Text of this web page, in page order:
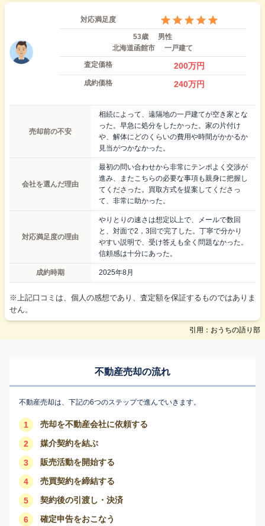
対応満足度
53歳
男性
北海道函館市
一戸建て
査定価格
200万円
成約価格 240万円
売却前の不安
相続によって、遠隔地の一戸建てが空き家とな
った。早急に処分をしたかった。家の片付け
や、解体にどのくらいの費用や時間がかかるか
見当がつかなかった。
会社を選んだ理由
最初の問い合わせから非常にテンポよく交渉が
進み、またこちらの必要な事項も親身に把握し
てくださった。買取方式を提案してくださっ
て、非常に助かった。
対応満足度の理由
やりとりの速さは想定以上で、メールで数回
と、対面で2，3回で完了した。丁寧で分かり
やすい説明で、受け答えも全く問題なかった。
信頼感は十分にあった。
成約時期 2025年8月
※上記口コミは、個人の感想であり、査定額を保証するものではありま
せん。
引用：おうちの語り部
不動産売却の流れ
不動産売却は、下記の6つのステップで進んでいきます。
1 売却を不動産会社に依頼する
2 媒介契約を結ぶ
3 販売活動を開始する
4 売買契約を締結する
5 契約後の引渡し・決済
6 確定申告をおこなう